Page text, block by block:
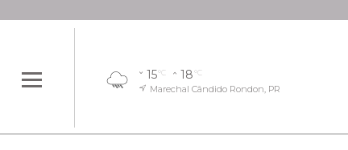
15°C 18°C
Marechal Cândido Rondon, PR